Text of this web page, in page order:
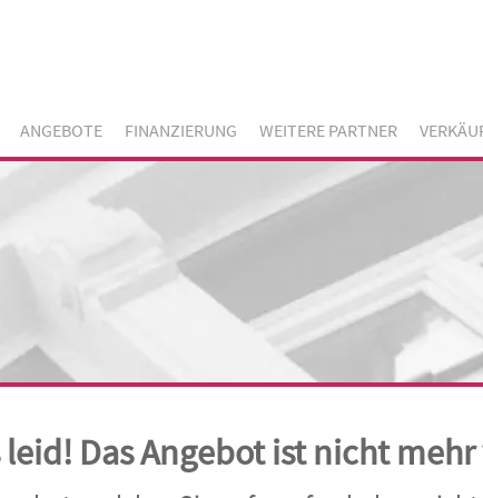
ANGEBOTE FINANZIERUNG WEITERE PARTNER
leid! Das Angebot ist nicht